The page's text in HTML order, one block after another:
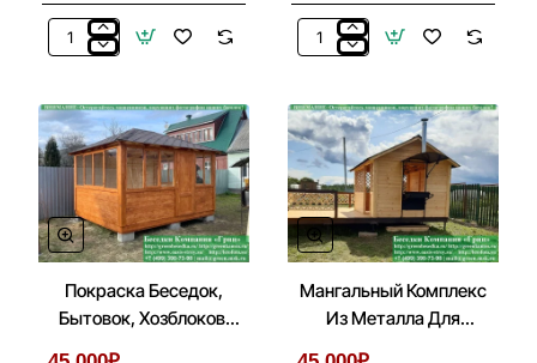
Установить
Хозблок
На
Металлические
Сваи
Деревянная
Для
Беседки,
Летней
Кухни
Покраска Беседок,
Бытовок, Хозблоков,
Мангальный Комплекс
Из Металла Для